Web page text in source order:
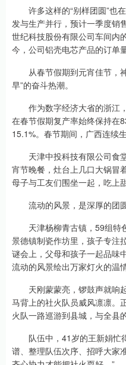
许多这样的“别样团圆”也
发与生产并行，预计一季度销
世纪科技股份有限公司车间内
今，公司铝壳电芯产品的订
从春节假期到元宵佳节，
早”的奋斗热潮。
作为数字经济大省的浙江
在春节假期复产率始终保持在
15.1%。春节期间，广西连续
天津中投科技有限公司食
宵节晚餐，灶台上几口大锅冒
母子与工友们围坐一起，吃上
流动的风景，是深厚的团
天津杨柳青古镇，59组特
景德镇制瓷作坊里，孩子专注
谜会上，父母和孩子一起品
流动的风景绘出万家灯火的温
天刚蒙蒙亮，锣鼓声就响起
马背上的社火队员威风凛凛。
火队一路巡游到县城，与全县
队伍中，41岁的王新娟忙
谱、整理队伍次序、招呼大家